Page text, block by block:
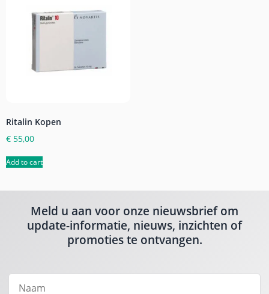
Ritalin Kopen
€ 55,00
Add to cart
Meld u aan voor onze nieuwsbrief om
update-informatie, nieuws, inzichten of
promoties te ontvangen.